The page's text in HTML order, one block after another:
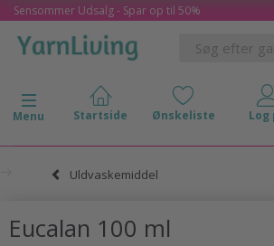
Sensommer Udsalg - Spar op til 50%
Skifte navigation
Menu
Uldvaskemiddel
Eucalan 100 ml